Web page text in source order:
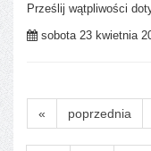
Prześlij wątpliwości
sobota 23 kwietnia
« poprzednia